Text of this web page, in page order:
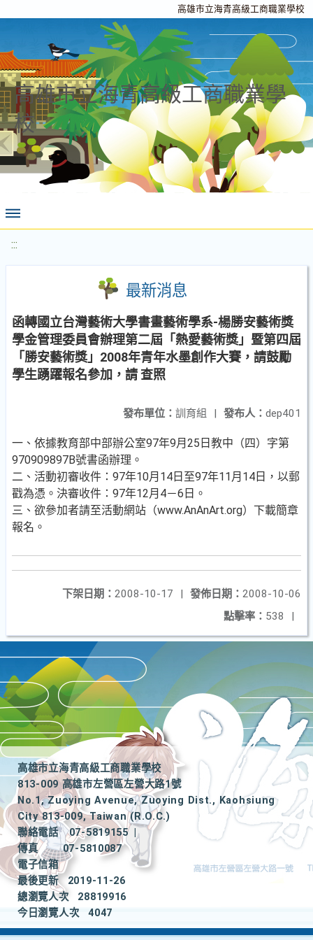
高雄市立海青高級工商職業學校
高雄市立海青高級工商職業學
校
:::
最新消息
函轉國立台灣藝術大學書畫藝術學系-楊勝安藝術獎
學金管理委員會辦理第二屆「熱愛藝術獎」暨第四屆
「勝安藝術獎」2008年青年水墨創作大賽，請鼓勵
學生踴躍報名參加，請 查照
發布人： dep401
發布單位： 訓育組 |
一、依據教育部中部辦公室97年9月25日教中（四）字第
970909897B號書函辦理。
二、活動初審收件：97年10月14日至97年11月14日，以郵
戳為憑。決審收件：97年12月4－6日。
三、欲參加者請至活動網站（www.AnAnArt.org）下載簡章
報名。
發佈日期： 2008-10-06
下架日期： 2008-10-17
|
點擊率： 538 |
高雄市立海青高級工商職業學校
813-009 高雄市左營區左營大路1號
No.1, Zuoying Avenue, Zuoying Dist., Kaohsiung
City 813-009, Taiwan (R.O.C.)
聯絡電話
07-5819155
|
傳真
07-5810087
電子信箱
最後更新
2019-11-26
總瀏覽人次
28819916
今日瀏覽人次
4047